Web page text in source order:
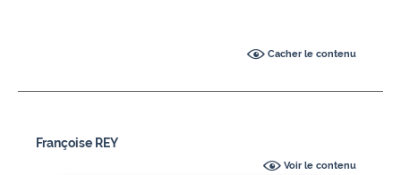
Cacher le contenu
Françoise REY
Voir le contenu